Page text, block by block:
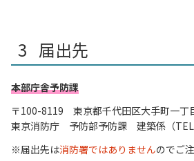
届出先
本部庁舎予防課
〒100-8119 東京都千代田区大手町一丁
東京消防庁 予防部予防課 建築係（TEL
届出先は消防署ではありませんのでご